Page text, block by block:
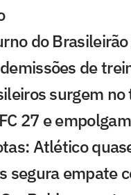
do
de
surgem
27 e
Atlético
segura empate